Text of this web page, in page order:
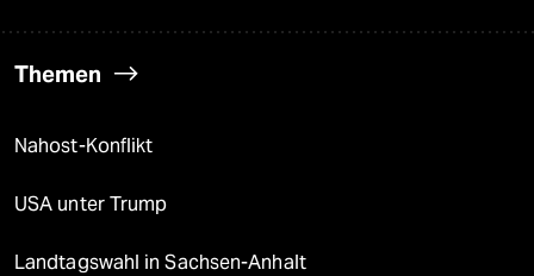
Themen
Nahost-Konflikt
USA unter Trump
Landtagswahl in Sachsen-Anhalt